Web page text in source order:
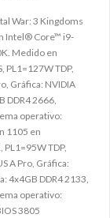
War: 3 Kingdoms
Intel® Core™ i9-
Medido en
TDP,
Gráfica: NVIDIA
DDR4 2666,
operativo:
1105 en
TDP,
A Pro, Gráfica:
4x4GB DDR4 2133,
operativo:
3805